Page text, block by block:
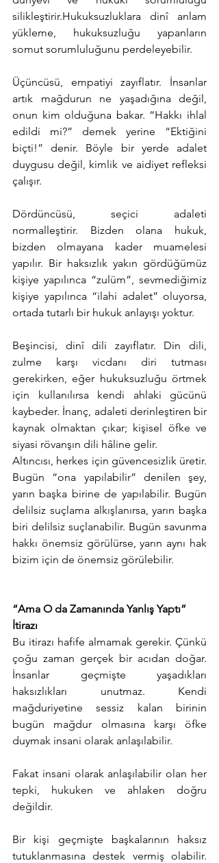
silikleştirir.Hukuksuzluklara dinî anlam
yükleme, hukuksuzluğu yapanların
somut sorumluluğunu perdeleyebilir.
Üçüncüsü, empatiyi zayıflatır. İnsanlar
artık mağdurun ne yaşadığına değil,
onun kim olduğuna bakar. “Hakkı ihlal
edildi mi?” demek yerine “Ektiğini
biçti!” denir. Böyle bir yerde adalet
duygusu değil, kimlik ve aidiyet refleksi
çalışır.
Dördüncüsü, seçici adaleti
normalleştirir. Bizden olana hukuk,
bizden olmayana kader muamelesi
yapılır. Bir haksızlık yakın gördüğümüz
kişiye yapılınca “zulüm”, sevmediğimiz
kişiye yapılınca “ilahi adalet” oluyorsa,
ortada tutarlı bir hukuk anlayışı yoktur.
Beşincisi, dinî dili zayıflatır. Din dili,
zulme karşı vicdanı diri tutması
gerekirken, eğer hukuksuzluğu örtmek
için kullanılırsa kendi ahlaki gücünü
kaybeder. İnanç, adaleti derinleştiren bir
kaynak olmaktan çıkar; kişisel öfke ve
siyasi rövanşın dili hâline gelir.
Altıncısı, herkes için güvencesizlik üretir.
Bugün “ona yapılabilir” denilen şey,
yarın başka birine de yapılabilir. Bugün
delilsiz suçlama alkışlanırsa, yarın başka
biri delilsiz suçlanabilir. Bugün savunma
hakkı önemsiz görülürse, yarın aynı hak
bizim için de önemsiz görülebilir.
“Ama O da Zamanında Yanlış Yaptı”
İtirazı
Bu itirazı hafife almamak gerekir. Çünkü
çoğu zaman gerçek bir acıdan doğar.
İnsanlar geçmişte yaşadıkları
haksızlıkları unutmaz. Kendi
mağduriyetine sessiz kalan birinin
bugün mağdur olmasına karşı öfke
duymak insani olarak anlaşılabilir.
Fakat insani olarak anlaşılabilir olan her
tepki, hukuken ve ahlaken doğru
değildir.
Bir kişi geçmişte başkalarının haksız
tutuklanmasına destek vermiş olabilir.